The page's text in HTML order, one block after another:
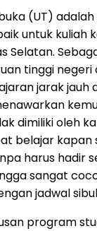
(UT)
untuk kuliah
Selatan.
tinggi negeri
jarak jauh
dimiliki oleh
belajar kapan
harus hadir
sangat
jadwal
program